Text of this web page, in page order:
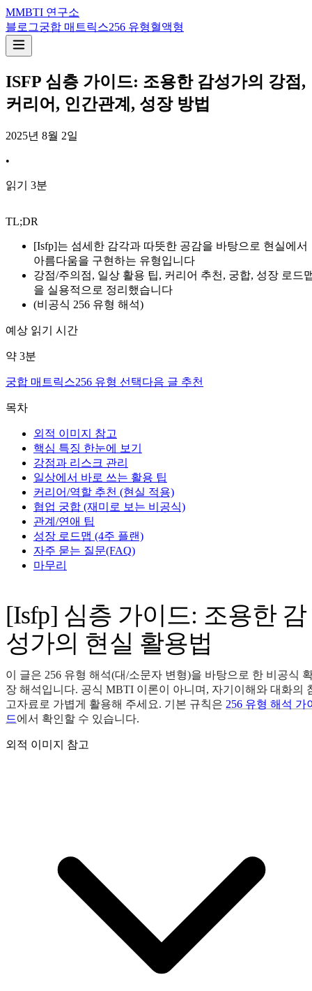
MMBTI 연구소
블로그궁합 매트릭스256 유형혈액형
ISFP 심층 가이드: 조용한 감성가의 강점,
커리어, 인간관계, 성장 방법
2025년 8월 2일
•
읽기 3분
TL;DR
[Isfp]는 섬세한 감각과 따뜻한 공감을 바탕으로 현실에서
아름다움을 구현하는 유형입니다
강점/주의점, 일상 활용 팁, 커리어 추천, 궁합, 성장 로드
을 실용적으로 정리했습니다
(비공식 256 유형 해석)
예상 읽기 시간
약 3분
궁합 매트릭스256 유형 선택다음 글 추천
목차
외적 이미지 참고
핵심 특징 한눈에 보기
강점과 리스크 관리
일상에서 바로 쓰는 활용 팁
커리어/역할 추천 (현실 적용)
협업 궁합 (재미로 보는 비공식)
관계/연애 팁
성장 로드맵 (4주 플랜)
자주 묻는 질문(FAQ)
마무리
[Isfp] 심층 가이드: 조용한 감
성가의 현실 활용법
이 글은 256 유형 해석(대/소문자 변형)을 바탕으로 한 비공식
장 해석입니다. 공식 MBTI 이론이 아니며, 자기이해와 대화의
고자료로 가볍게 활용해 주세요. 기본 규칙은 256 유형 해석 가
드에서 확인할 수 있습니다.
외적 이미지 참고